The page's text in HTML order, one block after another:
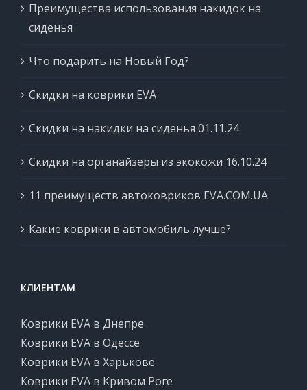
Преимущества использования накидок на
сиденья
Что подарить на Новый Год?
Скидки на коврики EVA
Скидки на накидки на сиденья 01.11.24
Скидки на органайзеры из экокожи 16.10.24
11 преимуществ автоковриков EVA.COM.UA
Какие коврики в автомобиль лучше?
КЛИЕНТАМ
Коврики EVA в Днепре
Коврики EVA в Одессе
Коврики EVA в Харькове
Коврики EVA в Кривом Роге